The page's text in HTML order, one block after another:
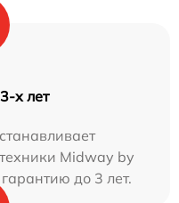
х лет
Midway by
до 3 лет.